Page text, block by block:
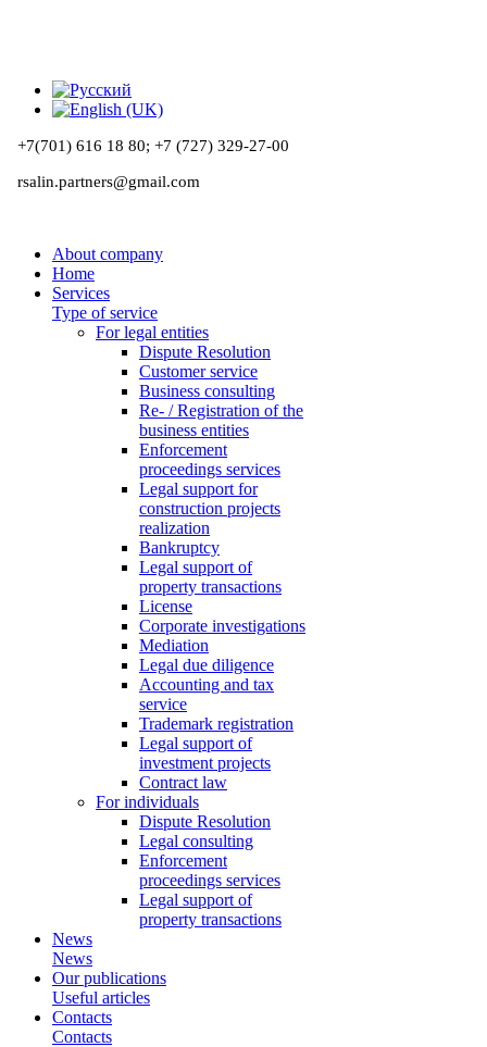
+7(701) 616 18 80; +7 (727) 329-27-00
rsalin.partners@gmail.com
About company
Home
Services
Type of service
For legal entities
Dispute Resolution
Customer service
Business consulting
Re- / Registration of the
business entities
Enforcement
proceedings services
Legal support for
construction projects
realization
Bankruptcy
Legal support of
property transactions
License
Corporate investigations
Mediation
Legal due diligence
Accounting and tax
service
Trademark registration
Legal support of
investment projects
Contract law
For individuals
Dispute Resolution
Legal consulting
Enforcement
proceedings services
Legal support of
property transactions
News
News
Our publications
Useful articles
Contacts
Contacts